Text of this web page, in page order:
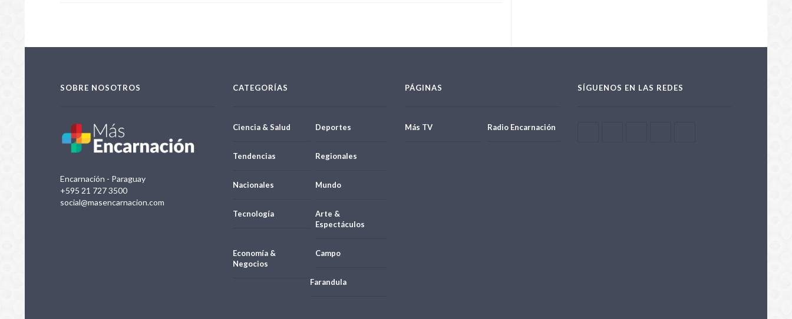
SOBRE NOSOTROS
Encarnación - Paraguay
+595 21 727 3500
social@masencarnacion.com
CATEGORÍAS
Ciencia & Salud Deportes
Tendencias Regionales
Nacionales Mundo
Tecnología
Arte &
Espectáculos
Economía &
Negocios
Campo
Farandula
PÁGINAS
Más TV Radio Encarnación
SÍGUENOS EN LAS REDES